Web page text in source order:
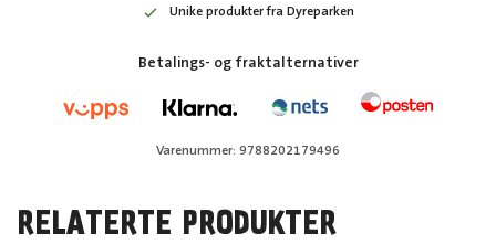
Unike produkter fra Dyreparken
Betalings- og fraktalternativer
Varenummer: 9788202179496
RELATERTE PRODUKTER